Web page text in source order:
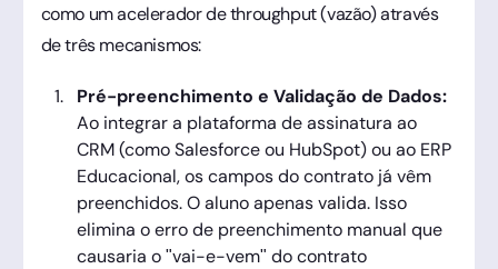
como um acelerador de throughput (vazão) através
de três mecanismos:
Pré-preenchimento e Validação de Dados:
Ao integrar a plataforma de assinatura ao
CRM (como Salesforce ou HubSpot) ou ao ERP
Educacional, os campos do contrato já vêm
preenchidos. O aluno apenas valida. Isso
elimina o erro de preenchimento manual que
causaria o "vai-e-vem" do contrato